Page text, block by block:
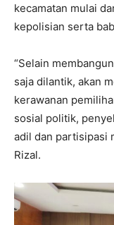
kecamatan mulai
kepolisian serta
“Selain
saja dilantik, akan
kerawanan
sosial politik,
adil dan partisipasi
Rizal.